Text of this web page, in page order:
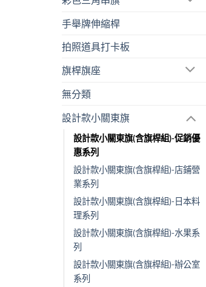
手舉牌伸縮桿
拍照道具打卡板
旗桿旗座
無分類
設計款小關東旗
設計款小關東旗(含旗桿組)-促銷優
惠系列
設計款小關東旗(含旗桿組)-店鋪營
業系列
設計款小關東旗(含旗桿組)-日本料
理系列
設計款小關東旗(含旗桿組)-水果系
列
設計款小關東旗(含旗桿組)-辦公室
系列